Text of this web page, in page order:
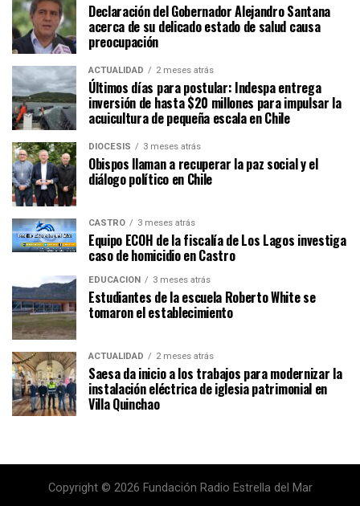
Declaración del Gobernador Alejandro Santana
acerca de su delicado estado de salud causa
preocupación
ACTUALIDAD 2 meses atrás
Últimos días para postular: Indespa entrega
inversión de hasta $20 millones para impulsar la
acuicultura de pequeña escala en Chile
DIÓCESIS 3 meses atrás
Obispos llaman a recuperar la paz social y el
diálogo político en Chile
CASTRO 3 meses atrás
Equipo ECOH de la fiscalía de Los Lagos investiga
caso de homicidio en Castro
EDUCACIÓN 3 meses atrás
Estudiantes de la escuela Roberto White se
tomaron el establecimiento
ACTUALIDAD 2 meses atrás
Saesa da inicio a los trabajos para modernizar la
instalación eléctrica de iglesia patrimonial en
Villa Quinchao
Copyright © 2026 Fundación Radio Estrella del Mar